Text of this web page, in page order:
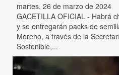
martes, 26 de marzo de 2024
GACETILLA OFICIAL - Habrá
y se entregarán packs de
Moreno, a través de la
Sostenible,...